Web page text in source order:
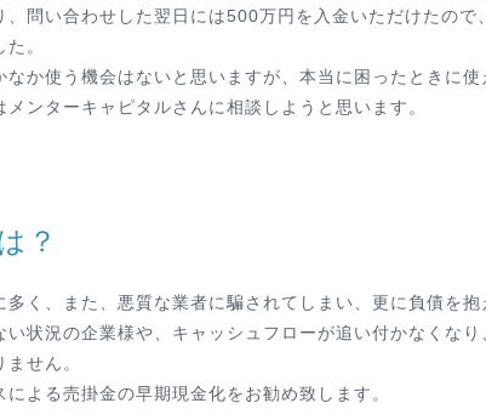
問い合わせした翌日には500万円を入金いただけたので
。
か使う機会はないと思いますが、本当に困ったときに使
ンターキャピタルさんに相談しようと思います。
？
く、また、悪質な業者に騙されてしまい、更に負債を抱
状況の企業様や、キャッシュフローが追い付かなくなり
せん。
よる売掛金の早期現金化をお勧め致します。